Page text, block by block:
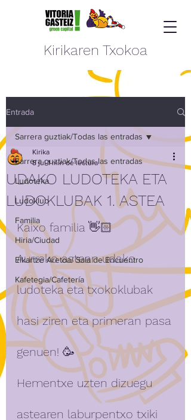
Kirikaren Txokoa
Entrada
Sarrera guztiak/Todas las entradas
Ludoteka
Ludoklub
Familia
Hiria/Ciudad
Elkartze Aretoa/ Sala de Encuentro
Kafetegia/Cafetería
Sarrera guztiak/Todas las entradas
UDAKO LUDOTEKA ETA
LUDOKLUBAK 1. ASTEA
Kirika
8 jul 1 min de lectura
Kaixo familia 👋🏻
Aurreko astean udako
ludoteka eta txokoklubak
hasi ziren eta primeran pasa
genuen! 🥳
Hementxe uzten dizuegu
astearen laburpentxo txiki